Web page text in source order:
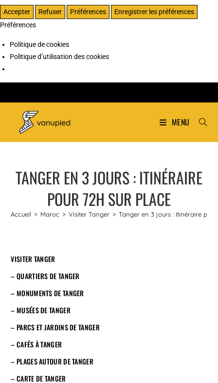
Accepter Refuser Préférences
Enregistrer les préférences
Préférences
Politique de cookies
Politique d’utilisation des cookies
MENU
TANGER EN 3 JOURS : ITINÉRAIRE
POUR 72H SUR PLACE
Accueil > Maroc > Visiter Tanger > Tanger en 3 jours : Itinéraire
VISITER TANGER
– QUARTIERS DE TANGER
– MONUMENTS DE TANGER
– MUSÉES DE TANGER
– PARCS ET JARDINS DE TANGER
– CAFÉS À TANGER
– PLAGES AUTOUR DE TANGER
– CARTE DE TANGER